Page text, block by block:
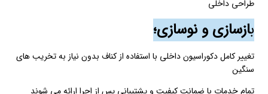
طراحی داخلی
بازسازی و نوسازی؛
تغییر کامل دکوراسیون داخلی با استفاده از کناف بدون نیاز به تخریب های
سنگین
تمام خدمات با ضمانت کیفیت و پشتیبانی پس از اجرا ارائه می شوند